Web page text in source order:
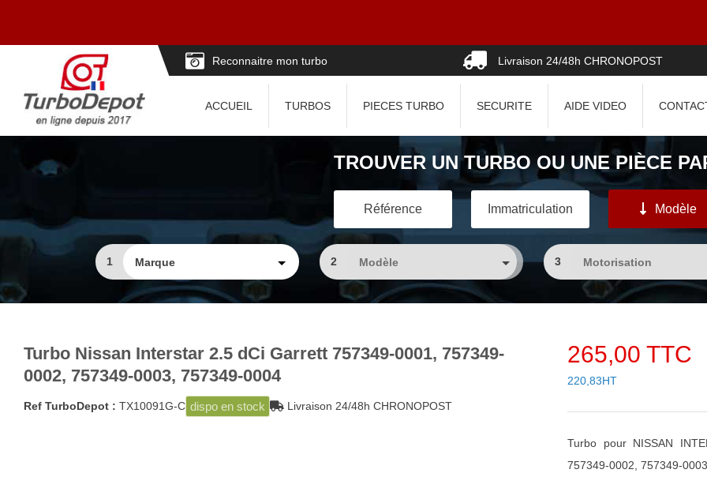
Reconnaitre mon turbo Livraison 24/48h CHRONOPOST
ACCUEIL TURBOS PIECES TURBO SECURITE AIDE VIDEO
TROUVER UN TURBO OU UNE PIÈCE
Référence Immatriculation Modèle
1 2 3
Turbo Nissan Interstar 2.5 dCi Garrett 757349-0001, 757349-
0002, 757349-0003, 757349-0004
Ref TurboDepot : TX10091G-C dispo en stock Livraison 24/48h CHRONOPOST
265,00 TTC
220,83HT
Turbo pour NISSAN
757349-0002, 757349-